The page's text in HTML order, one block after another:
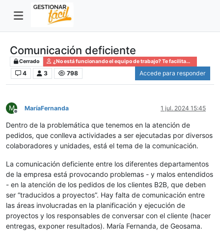
Comunicación deficiente
Cerrado ¿No está funcionando el equipo de trabajo? Te facilitamos el camino
4 3 798 Accede para responder
M
Desconectado
MaríaFernanda 1 jul. 2024 15:45
Dentro de la problemática que tenemos en la atención de
pedidos, que conlleva actividades a ser ejecutadas por diversos
colaboradores y unidades, está el tema de la comunicación.
La comunicación deficiente entre los diferentes departamentos
de la empresa está provocando problemas - y malos entendidos
- en la atención de los pedidos de los clientes B2B, que deben
ser “traducidos a proyectos”. Hay falta de comunicación entre
las áreas involucradas en la planificación y ejecución de
proyectos y los responsables de conversar con el cliente (hacer
entregas, exponer resultados). María Fernanda, de Geosama.